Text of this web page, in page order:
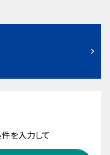
を入力して